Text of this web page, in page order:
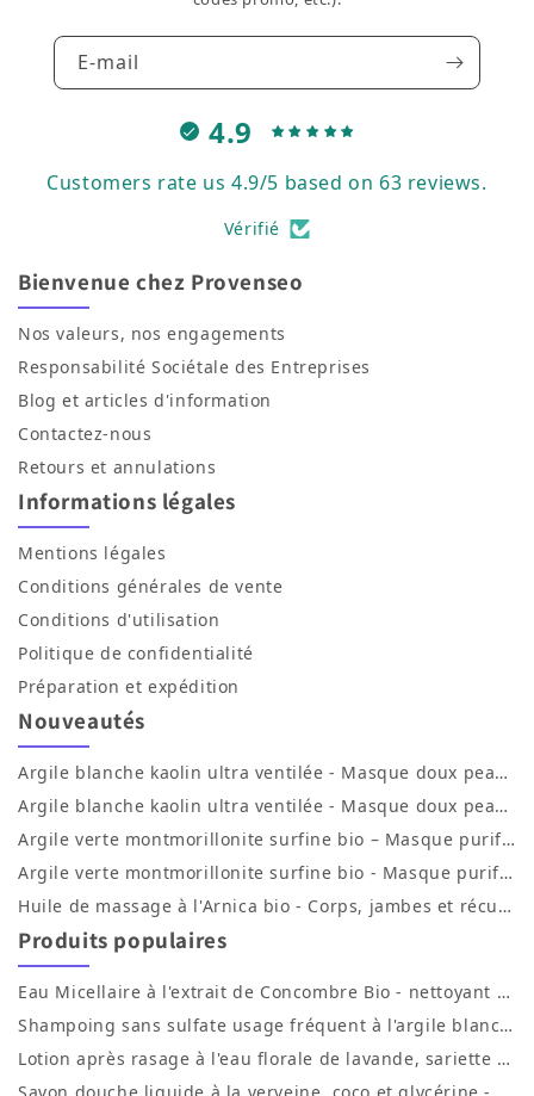
E-mail
4.9
Customers rate us 4.9/5 based on 63 reviews.
Vérifié
Bienvenue chez Provenseo
Nos valeurs, nos engagements
Responsabilité Sociétale des Entreprises
Blog et articles d'information
Contactez-nous
Retours et annulations
Informations légales
Mentions légales
Conditions générales de vente
Conditions d'utilisation
Politique de confidentialité
Préparation et expédition
Nouveautés
Argile blanche kaolin ultra ventilée - Masque doux peaux sensibles - Pot plastique 300 g
Argile blanche kaolin ultra ventilée - Masque doux peaux sensibles - Boîte carton 300 g
Argile verte montmorillonite surfine bio – Masque purifiant visage & corps – Pot plastique 300 g
Argile verte montmorillonite surfine bio - Masque purifiant visage & corps - Pot carton 300 g
Huile de massage à l'Arnica bio - Corps, jambes et récupération après l'effort - 50 ml
Produits populaires
Eau Micellaire à l'extrait de Concombre Bio - nettoyant et démaquillant - 200 ml
Shampoing sans sulfate usage fréquent à l'argile blanche, propolis, jojoba, orange et aloe vera - 200 ml
Lotion après rasage à l'eau florale de lavande, sariette et menthe poivrée - 100 ml